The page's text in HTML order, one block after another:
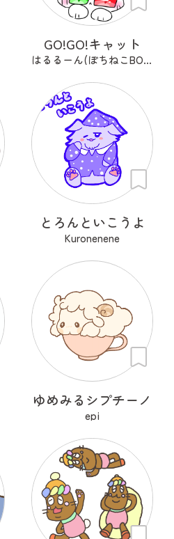
GO!GO!キャット
はるるーん(ぽちねこBOOKS)
とろんといこうよ
Kuronenene
ゆめみるシプチーノ
epi